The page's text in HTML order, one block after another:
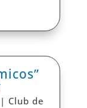
| Club de